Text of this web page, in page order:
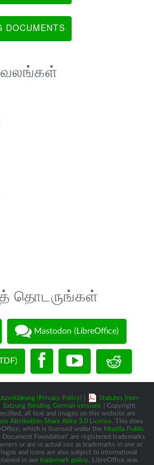
DOCUMENTS
வலங்கள்
தொடருங்கள்
Mastodon (LibreOffice)
(Privacy Policy)
Statutes (non-
Satzung (binding German version)
| Copyright
all text and images on this website are
Attribution-Share Alike 3.0 License. This does
which is licensed under the Mozilla Public
Document Foundation” are registered trademarks
or are in actual use as trademarks in one or
and icons are also subject to international
in our trademark policy. LibreOffice was